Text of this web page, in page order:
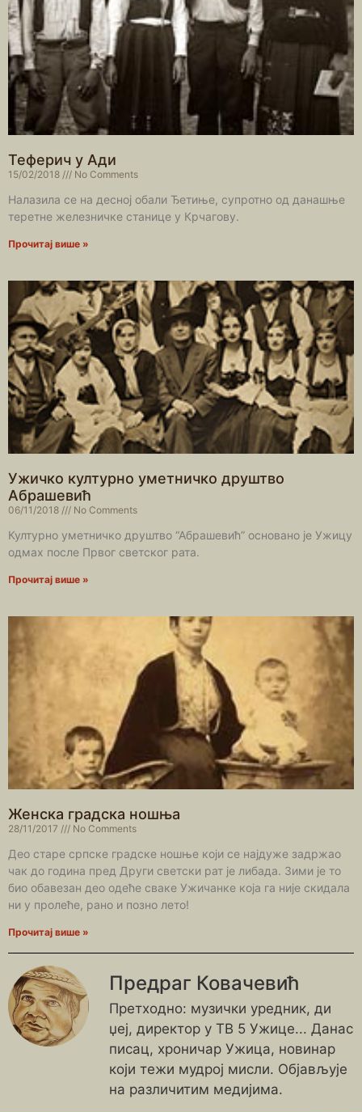
Теферич у Ади
15/02/2018 No Comments
Налазила се на десној обали Ђетиње, супротно од данашње
теретне железничке станице у Крчагову.
Прочитај више »
Ужичко културно уметничко друштво
Абрашевић
06/11/2018 No Comments
Културно уметничко друштво “Абрашевић” основано је Ужицу
одмах после Првог светског рата.
Прочитај више »
Женска градска ношња
28/11/2017 No Comments
Део старе српске градске ношње који се најдуже задржао
чак до година пред Други светски рат је либада. Зими је то
био обавезан део одеће сваке Ужичанке која га није скидала
ни у пролеће, рано и позно лето!
Прочитај више »
Предраг Ковачевић
Претходно: музички уредник, ди
џеј, директор у ТВ 5 Ужице... Данас
писац, хроничар Ужица, новинар
који тежи мудрој мисли. Објављује
на различитим медијима.